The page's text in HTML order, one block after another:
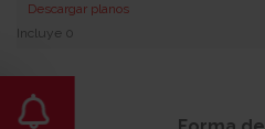
Descargar planos
Incluye 0